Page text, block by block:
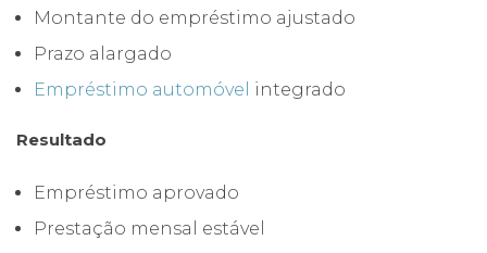
Montante do empréstimo ajustado
Prazo alargado
Empréstimo automóvel integrado
Resultado
Empréstimo aprovado
Prestação mensal estável